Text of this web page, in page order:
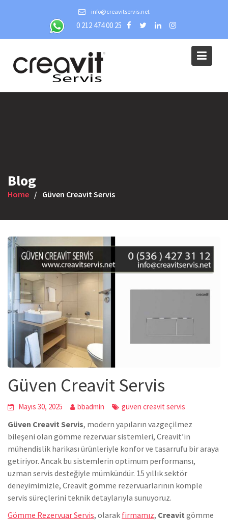
info@creavitservis.net
0 212 474 00 25
Blog
Home Güven Creavit Servis
Güven Creavit Servis
Mayıs 30, 2025 bbadmin güven creavit servis
Güven Creavit Servis, modern yapıların vazgeçilmez
bileşeni olan gömme rezervuar sistemleri, Creavit’in
mühendislik harikası ürünleriyle konfor ve tasarrufu bir araya
getiriyor. Ancak bu sistemlerin optimum performansı,
uzman servis desteğiyle mümkündür. 15 yıllık sektör
deneyimimizle, Creavit gömme rezervuarlarının komple
servis süreçlerini teknik detaylarıyla sunuyoruz.
Gömme Rezervuar Servis, olarak firmamız, Creavit gömme